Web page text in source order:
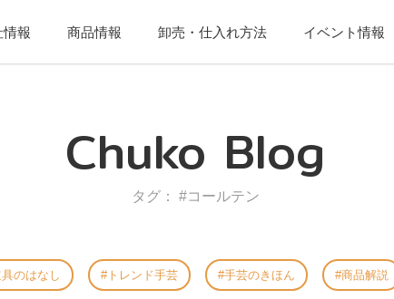
情報 商品情報 卸売・仕入れ方法 イベント情報
Chuko Blog
タグ： #コールテン
のはなし トレンド手芸 手芸のきほん 商品解説